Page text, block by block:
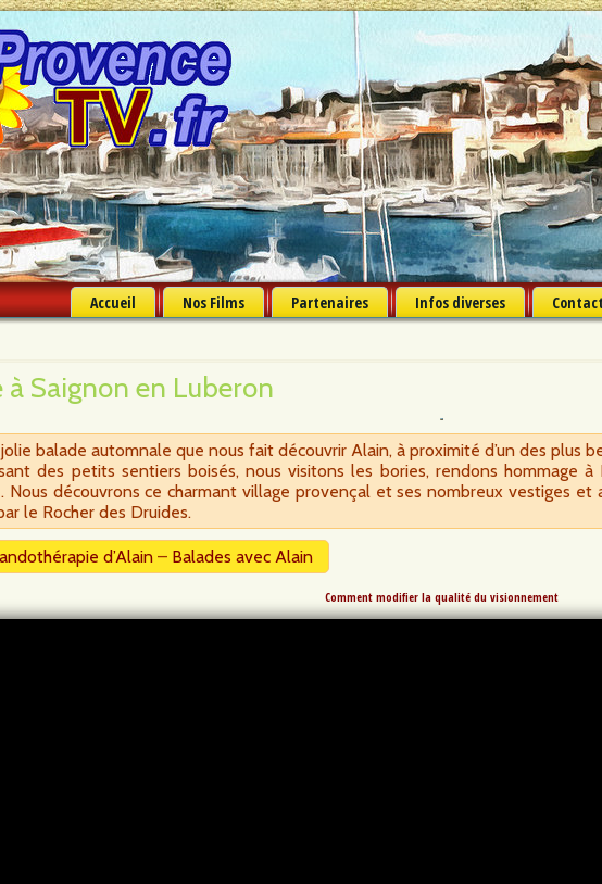
Accueil Nos Films Partenaires Infos diverses
à Saignon en Luberon
jolie balade automnale que nous fait découvrir Alain, à proximité d’un des plus
des petits sentiers boisés, nous visitons les bories, rendons hommage
Nous découvrons ce charmant village provençal et ses nombreux vestiges
le Rocher des Druides.
d’Alain – Balades avec Alain
Comment modifier la qualité du visionnement